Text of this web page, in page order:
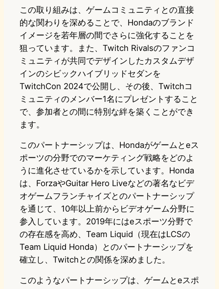
この取り組みは、ゲームコミュニティとの直接
的な関わりを深めることで、Hondaのブランド
イメージを若年層の間でさらに強化することを
狙っています。また、Twitch Rivalsのファンコ
ミュニティが共同でデザインしたカスタムデザ
インのシビックハイブリッドセダンを
TwitchCon 2024で公開し、その後、Twitchコ
ミュニティのメンバー1名にプレゼントすること
で、参加者との間に特別な絆を築くことができ
ます。
このパートナーシップは、Hondaがゲームとeス
ポーツの分野でのマーケティング戦略をどのよ
うに進化させているかを示しています。Honda
は、ForzaやGuitar Hero Liveなどの著名なビデ
オゲームフランチャイズとのパートナーシップ
を通じて、10年以上前からビデオゲーム分野に
参入しています。2019年にはeスポーツ分野で
の存在感を高め、Team Liquid（現在はLCSの
Team Liquid Honda）とのパートナーシップを
確立し、Twitchとの関係を深めました。
このようなパートナーシップは、ゲームとeスポ